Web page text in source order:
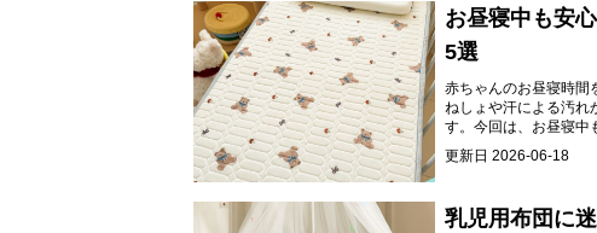
お昼寝中も安
5選
赤ちゃんのお昼寝時間
ねしょや汗による汚れ
す。今回は、お昼寝中
ご紹介します。
更新日 2026-06-18
乳児用布団に